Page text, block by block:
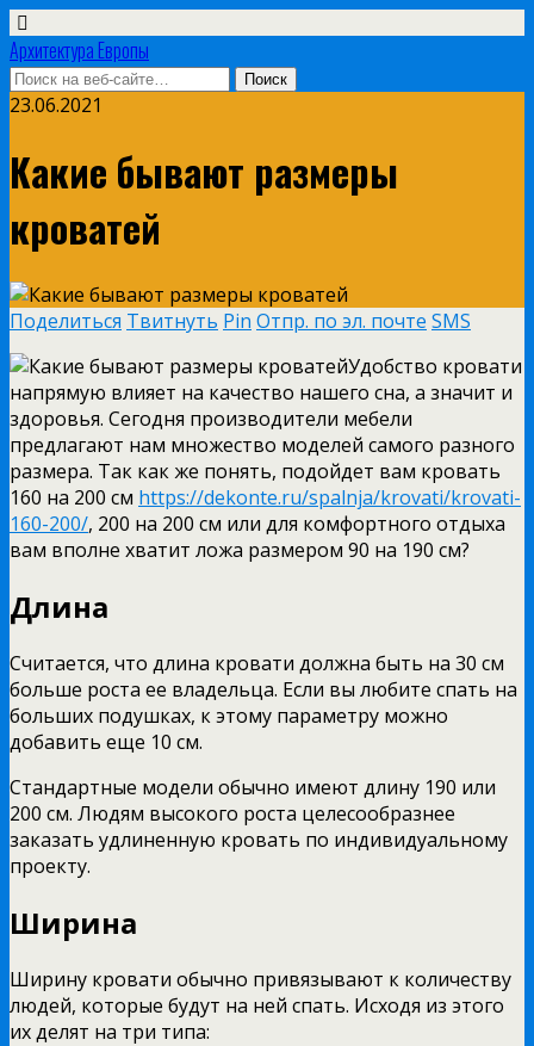
Архитектура Европы
23.06.2021
Какие бывают размеры
кроватей
Поделиться Твитнуть Pin Отпр. по эл. почте SMS
Удобство кровати
напрямую влияет на качество нашего сна, а значит и
здоровья. Сегодня производители мебели
предлагают нам множество моделей самого разного
размера. Так как же понять, подойдет вам кровать
160 на 200 см https://dekonte.ru/spalnja/krovati/krovati-
160-200/, 200 на 200 см или для комфортного отдыха
вам вполне хватит ложа размером 90 на 190 см?
Длина
Считается, что длина кровати должна быть на 30 см
больше роста ее владельца. Если вы любите спать на
больших подушках, к этому параметру можно
добавить еще 10 см.
Стандартные модели обычно имеют длину 190 или
200 см. Людям высокого роста целесообразнее
заказать удлиненную кровать по индивидуальному
проекту.
Ширина
Ширину кровати обычно привязывают к количеству
людей, которые будут на ней спать. Исходя из этого
их делят на три типа: